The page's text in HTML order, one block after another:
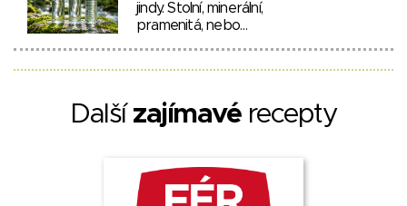
jindy. Stolní, minerální,
pramenitá, nebo…
Další zajímavérecepty